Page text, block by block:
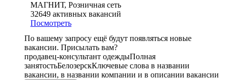
МАГНИТ, Розничная сеть
32649 активных вакансий
Посмотреть
По вашему запросу ещё будут появляться новые
вакансии. Присылать вам?
продавец-консультант одеждыПолная
занятостьБелозерскКлючевые слова в названии
вакансии, в названии компании и в описании вакансии